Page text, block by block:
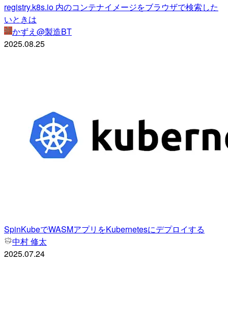
registry.k8s.io 内のコンテナイメージをブラウザで検索した
いときは
かずえ@製造BT
2025.08.25
SpinKubeでWASMアプリをKubernetesにデプロイする
中村 修太
2025.07.24